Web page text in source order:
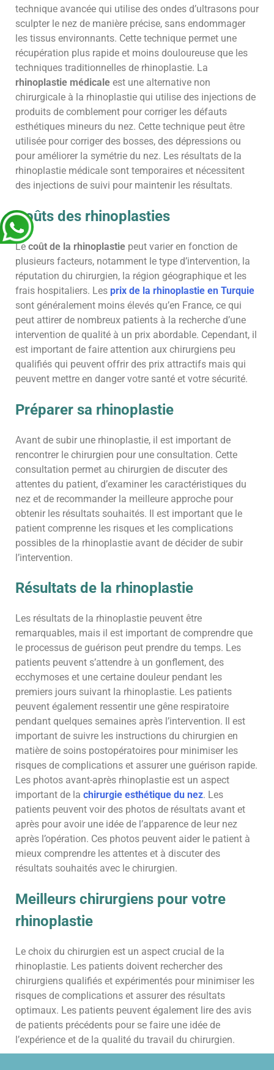
technique avancée qui utilise des ondes d’ultrasons pour
sculpter le nez de manière précise, sans endommager
les tissus environnants. Cette technique permet une
récupération plus rapide et moins douloureuse que les
techniques traditionnelles de rhinoplastie. La
rhinoplastie médicale est une alternative non
chirurgicale à la rhinoplastie qui utilise des injections de
produits de comblement pour corriger les défauts
esthétiques mineurs du nez. Cette technique peut être
utilisée pour corriger des bosses, des dépressions ou
pour améliorer la symétrie du nez. Les résultats de la
rhinoplastie médicale sont temporaires et nécessitent
des injections de suivi pour maintenir les résultats.
Coûts des rhinoplasties
Le coût de la rhinoplastie peut varier en fonction de
plusieurs facteurs, notamment le type d’intervention, la
réputation du chirurgien, la région géographique et les
frais hospitaliers. Les prix de la rhinoplastie en Turquie
sont généralement moins élevés qu’en France, ce qui
peut attirer de nombreux patients à la recherche d’une
intervention de qualité à un prix abordable. Cependant, il
est important de faire attention aux chirurgiens peu
qualifiés qui peuvent offrir des prix attractifs mais qui
peuvent mettre en danger votre santé et votre sécurité.
Préparer sa rhinoplastie
Avant de subir une rhinoplastie, il est important de
rencontrer le chirurgien pour une consultation. Cette
consultation permet au chirurgien de discuter des
attentes du patient, d’examiner les caractéristiques du
nez et de recommander la meilleure approche pour
obtenir les résultats souhaités. Il est important que le
patient comprenne les risques et les complications
possibles de la rhinoplastie avant de décider de subir
l’intervention.
Résultats de la rhinoplastie
Les résultats de la rhinoplastie peuvent être
remarquables, mais il est important de comprendre que
le processus de guérison peut prendre du temps. Les
patients peuvent s’attendre à un gonflement, des
ecchymoses et une certaine douleur pendant les
premiers jours suivant la rhinoplastie. Les patients
peuvent également ressentir une gêne respiratoire
pendant quelques semaines après l’intervention. Il est
important de suivre les instructions du chirurgien en
matière de soins postopératoires pour minimiser les
risques de complications et assurer une guérison rapide.
Les photos avant-après rhinoplastie est un aspect
important de la chirurgie esthétique du nez. Les
patients peuvent voir des photos de résultats avant et
après pour avoir une idée de l’apparence de leur nez
après l’opération. Ces photos peuvent aider le patient à
mieux comprendre les attentes et à discuter des
résultats souhaités avec le chirurgien.
Meilleurs chirurgiens pour votre
rhinoplastie
Le choix du chirurgien est un aspect crucial de la
rhinoplastie. Les patients doivent rechercher des
chirurgiens qualifiés et expérimentés pour minimiser les
risques de complications et assurer des résultats
optimaux. Les patients peuvent également lire des avis
de patients précédents pour se faire une idée de
l’expérience et de la qualité du travail du chirurgien.